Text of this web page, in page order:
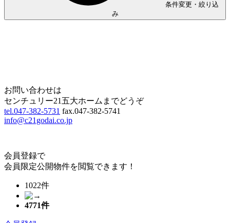
条件変更・絞り込
み
お問い合わせは
センチュリー21五大ホームまでどうぞ
tel.047-382-5731 fax.047-382-5741
info@c21godai.co.jp
会員登録で
会員限定公開物件を閲覧できます！
1022件
4771件